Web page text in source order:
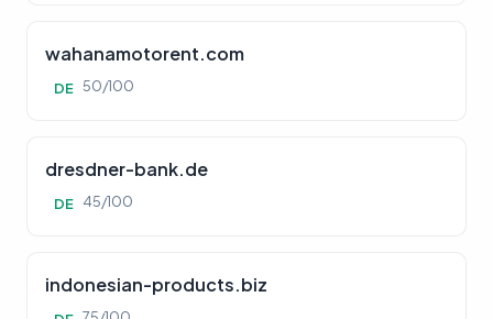
wahanamotorent.com
DE 50/100
dresdner-bank.de
DE 45/100
indonesian-products.biz